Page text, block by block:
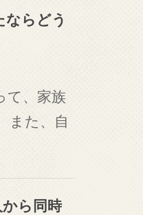
ならどう
て、家族
また、自
ら同時